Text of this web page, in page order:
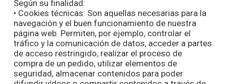
Según su finalidad:
• Cookies técnicas: Son aquellas necesarias para la
navegación y el buen funcionamiento de nuestra
página web. Permiten, por ejemplo, controlar el
tráfico y la comunicación de datos, acceder a partes
de acceso restringido, realizar el proceso de
compra de un pedido, utilizar elementos de
seguridad, almacenar contenidos para poder